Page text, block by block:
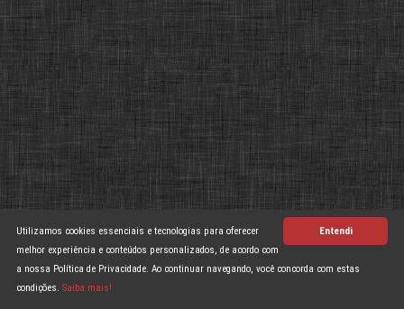
Entendi
Utilizamos cookies essenciais e tecnologias para oferecer
melhor experiência e conteúdos personalizados, de acordo com
a nossa Política de Privacidade. Ao continuar navegando, você concorda com estas
condições. Saiba mais!